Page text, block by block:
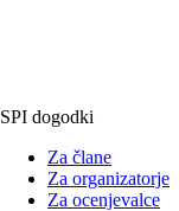
SPI dogodki
Za člane
Za organizatorje
Za ocenjevalce